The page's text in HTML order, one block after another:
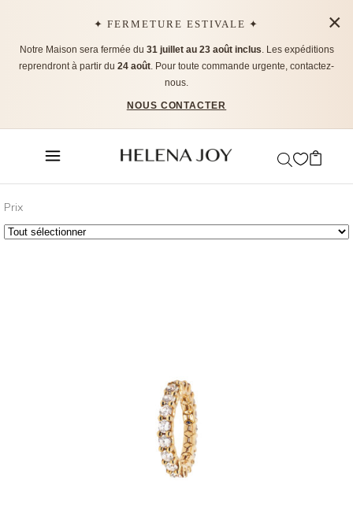
✦ FERMETURE ESTIVALE ✦
Notre Maison sera fermée du 31 juillet au 23 août inclus. Les expéditions
reprendront à partir du 24 août. Pour toute commande urgente, contactez-
nous.
NOUS CONTACTER
×
Prix
ALLIANCE DENTELLE BRILLANT
€5,510